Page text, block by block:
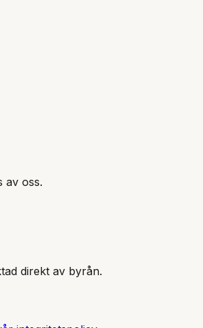
av oss.
direkt av byrån.